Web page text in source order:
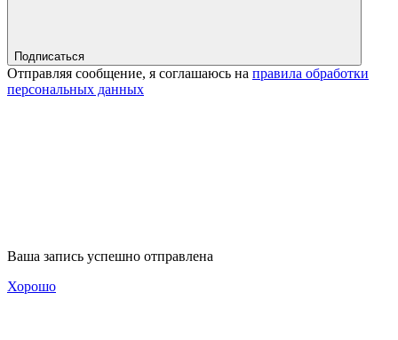
Подписаться
Отправляя сообщение, я соглашаюсь на правила обработки
персональных данных
Ваша запись успешно отправлена
Хорошо